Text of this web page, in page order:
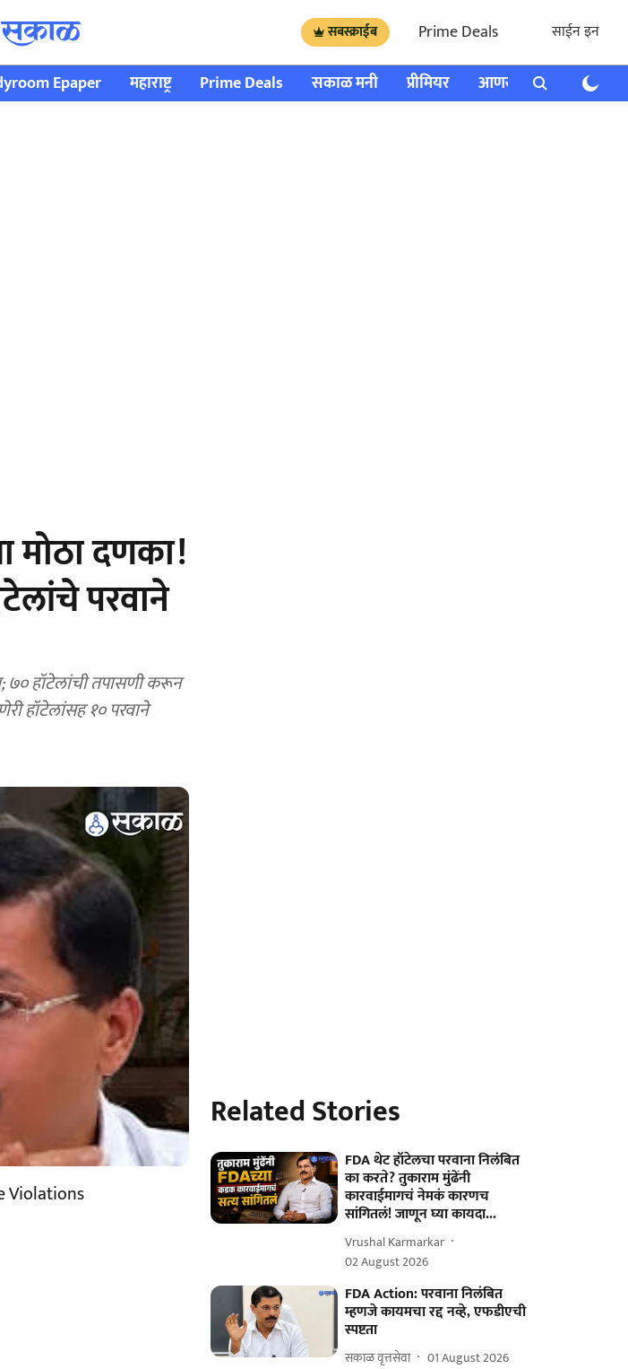
सबस्क्राईब Prime Deals साईन इन
Epaper महाराष्ट्र Prime Deals सकाळ मनी प्रीमियर आणखी राशी भविष्य
मोठा दणका!
परवाने
हॉटेलांची तपासणी करून
हॉटेलांसह १० परवाने
Violations
Related Stories
FDA थेट हॉटेलचा परवाना निलंबित
का करते? तुकाराम मुंढेंनी
कारवाईमागचं नेमकं कारणच
सांगितलं! जाणून घ्या कायदा...
Vrushal Karmarkar
02 August 2026
FDA Action: परवाना निलंबित
म्हणजे कायमचा रद्द नव्हे, एफडीएची
स्पष्टता
सकाळ वृत्तसेवा 01 August 2026